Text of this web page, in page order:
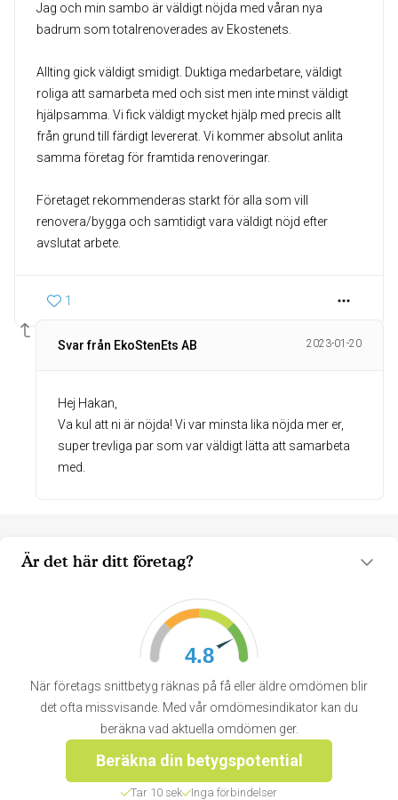
Är det här ditt företag?
4.8
När företags snittbetyg räknas på få eller äldre omdömen blir
det ofta missvisande. Med vår omdömesindikator kan du
beräkna vad aktuella omdömen ger.
Beräkna din betygspotential
Tar 10 sek Inga förbindelser
Jag och min sambo är väldigt nöjda med våran nya
badrum som totalrenoverades av Ekostenets.
Allting gick väldigt smidigt. Duktiga medarbetare, väldigt
roliga att samarbeta med och sist men inte minst väldigt
hjälpsamma. Vi fick väldigt mycket hjälp med precis allt
från grund till färdigt levererat. Vi kommer absolut anlita
samma företag för framtida renoveringar.
Företaget rekommenderas starkt för alla som vill
renovera/bygga och samtidigt vara väldigt nöjd efter
1
Svar från EkoStenEts AB 2023-01-20
Hej Hakan,
Va kul att ni är nöjda! Vi var minsta lika nöjda mer er,
super trevliga par som var väldigt lätta att samarbeta
med.